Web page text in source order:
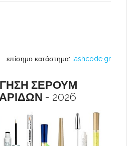
επίσημο κατάστημα: lashcode.gr
ΣΕΡΟΥΜ
- 2026